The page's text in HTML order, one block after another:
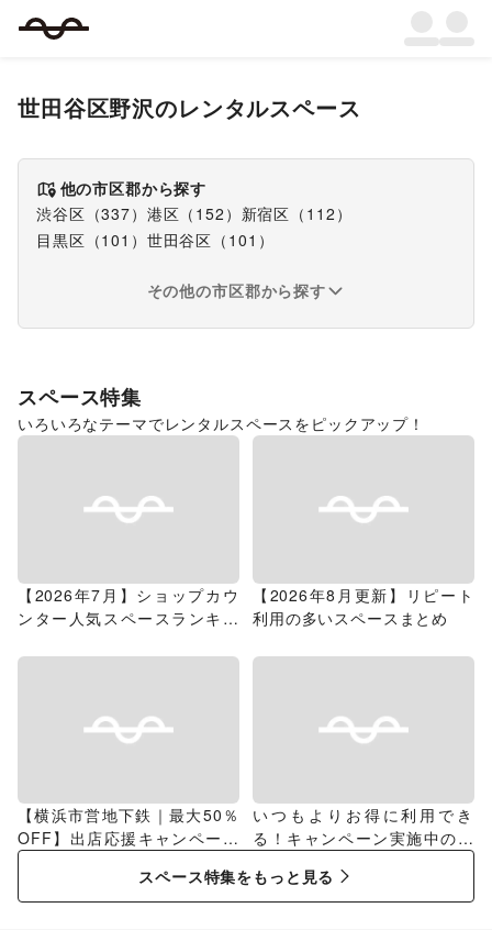
世田谷区野沢のレンタルスペース
他の市区郡から探す
渋谷区 （337） 港区 （ 152 ） 新宿区 （ 112 ）
目黒区 （101 ） 世田谷区 （ 101 ）
その他の市区郡から探す
スペース特集
いろいろなテーマでレンタルスペースをピックアップ！
【2026年7月】ショップカウ
ンター人気スペースランキン
【2026年8月更新】リピート
利用の多いスペースまとめ
【横浜市営地下鉄｜最大50％
OFF】出店応援キャンペーン
特集
いつもよりお得に利用でき
る！キャンペーン実施中のス
スペース特集をもっと見る